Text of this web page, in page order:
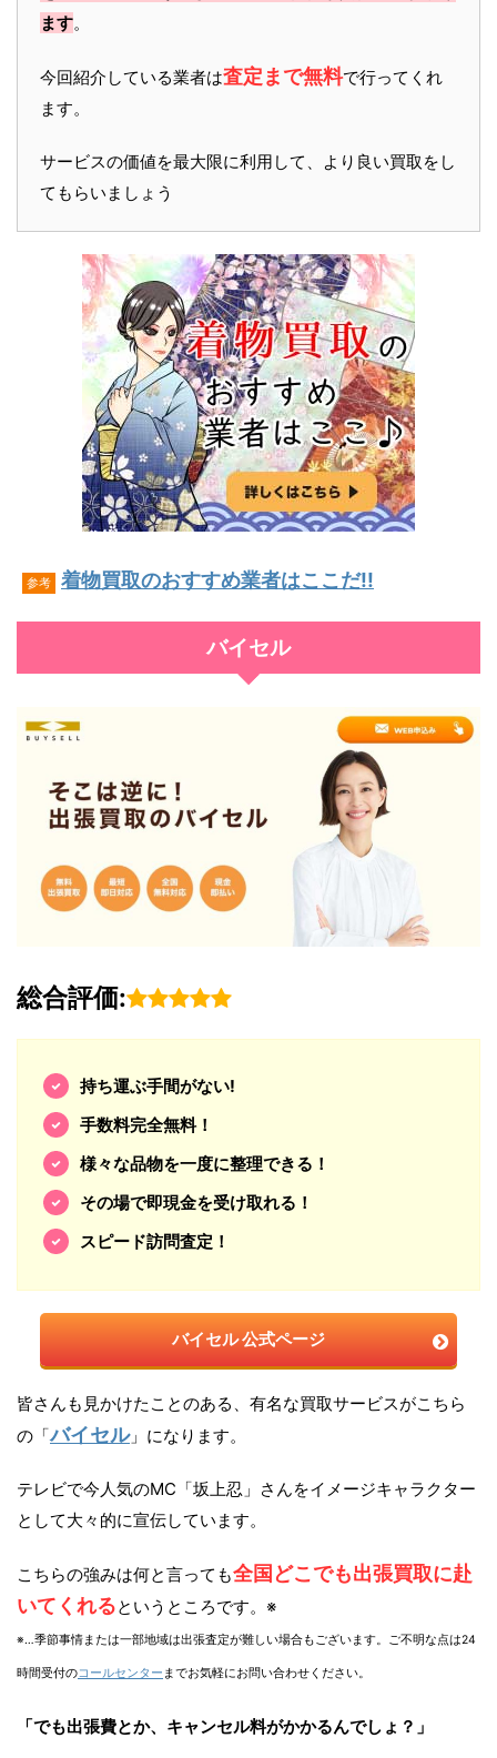
ます。
今回紹介している業者は査定まで無料で行ってくれ
ます。
サービスの価値を最大限に利用して、より良い買取をし
てもらいましょう
参考 着物買取のおすすめ業者はここだ!!
バイセル
総合評価:
持ち運ぶ手間がない!
手数料完全無料！
様々な品物を一度に整理できる！
その場で即現金を受け取れる！
スピード訪問査定！
バイセル 公式ページ
皆さんも見かけたことのある、有名な買取サービスがこちら
の「バイセル」になります。
テレビで今人気のMC「坂上忍」さんをイメージキャラクター
として大々的に宣伝しています。
こちらの強みは何と言っても全国どこでも出張買取に赴
いてくれるというところです。※
※…季節事情または一部地域は出張査定が難しい場合もございます。ご不明な点は24
時間受付のコールセンター までお気軽にお問い合わせください。
「でも出張費とか、キャンセル料がかかるんでしょ？」